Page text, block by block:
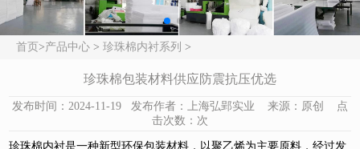
首页 >产品中心 > 珍珠棉内衬系列 >
珍珠棉包装材料供应防震抗压优选
发布时间：2024-11-19 发布作者：上海弘郢实业 来源：原创 点
击次数： 次
珍珠棉内衬是一种新型环保包装材料，以聚乙烯为主要原料，经过发